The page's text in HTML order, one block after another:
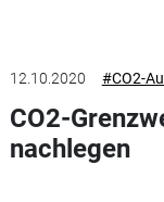
12.10.2020 #CO2-
CO2-
nachlegen